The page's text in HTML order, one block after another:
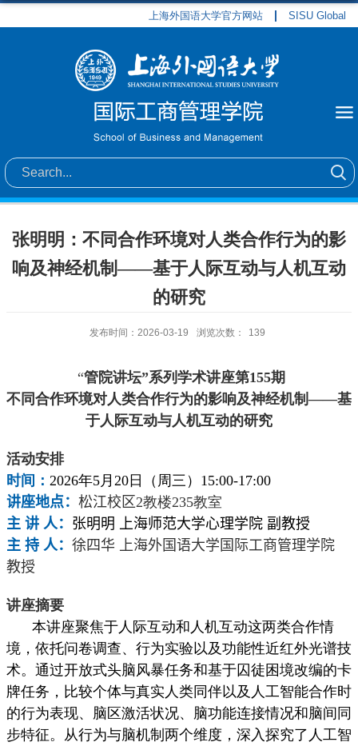
上海外国语大学官方网站 SISU Global
张明明：不同合作环境对人类合作行为的影
响及神经机制——基于人际互动与人机互动
的研究
发布时间：2026-03-19 浏览次数： 139
“管院讲坛”系列学术讲座第155期
不同合作环境对人类合作行为的影响及神经机制——基
于人际互动与人机互动的研究
活动安排
时间： 2026年5 月 20日（周三） 15:00-17:00
讲座地点： 松江校区2教楼235教室
主 讲 人： 张明明 上海师范大学心理学院 副教授
主 持 人： 徐四华 上海外国语大学国际工商管理学院
教授
讲座摘要
本讲座聚焦于人际互动和人机互动这两类合作情
境，依托问卷调查、行为实验以及功能性近红外光谱技
术。通过开放式头脑风暴任务和基于囚徒困境改编的卡
牌任务，比较个体与真实人类同伴以及人工智能合作时
的行为表现、脑区激活状况、脑功能连接情况和脑间同
步特征。从行为与脑机制两个维度，深入探究了人工智